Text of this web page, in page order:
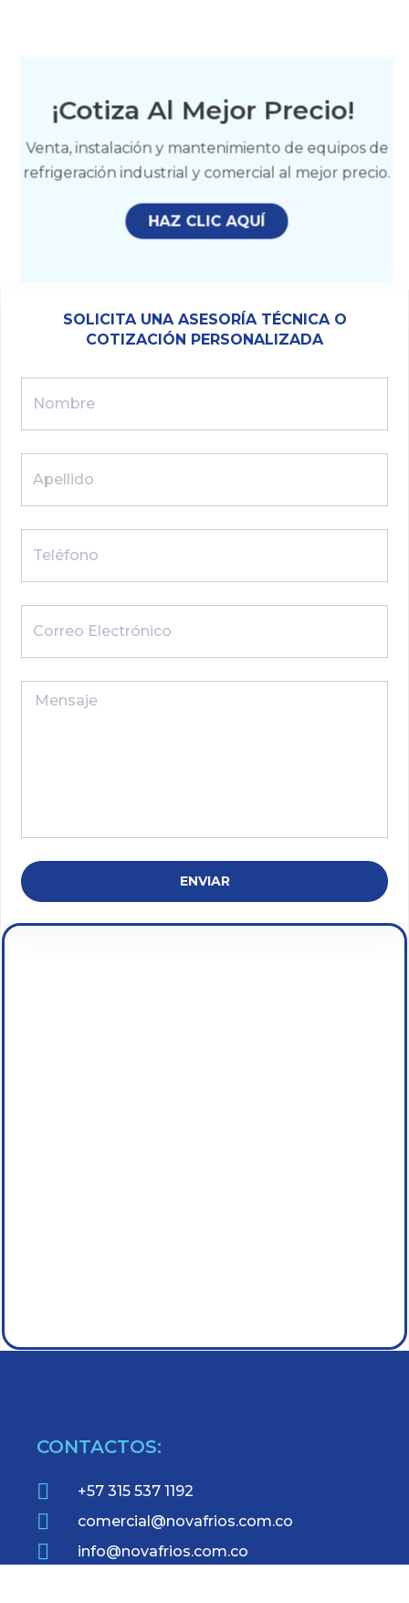
¡Cotiza Al Mejor Precio!
Venta, instalación y mantenimiento de equipos de
refrigeración industrial y comercial al mejor precio.
HAZ CLIC AQUÍ
SOLICITA UNA ASESORÍA TÉCNICA O
COTIZACIÓN PERSONALIZADA
ENVIAR
CONTACTOS:
+57 315 537 1192
comercial@novafrios.com.co
info@novafrios.com.co